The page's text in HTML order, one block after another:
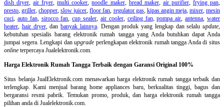
dish dryer,air fryer,multi cooker,noodle maker, bread maker, air purifier, frying pan,
presto,griller,chopper,slow juicer,floor fan, regulator gas, kipas angin meja, mixer,mesin
cuci, auto fan, sirocco fan,cup sealer,air cooler, ceiling fan,pompa air,antenna,water
heater, hair dryer, dan banyak lainnya. Dengan produk yang lengkap dan selalu update,
kebutuhan spesialis barang elektronik rumah tangga yang Anda butuhkan dapat Anda
jumpai segera. Lengkapi danupgrade perlengkapan elektronik rumah tangga Anda di situs
online terpercaya Jualelektronik.com.
Harga Elektronik Rumah Tangga Terbaik dengan Garansi Original 100%
Situs belanjaJualElektronik.com menawarkan harga elektronik rumah tangga terbaik dan
terlengkap. Kami menjual barang home appliances baru, berkualitas tinggi, bagus dan
bergaransi resmi pabrik. Temukan promo, produk, dan harga elektronik rumah tangga
pilihan anda di Jualelektronik.com.